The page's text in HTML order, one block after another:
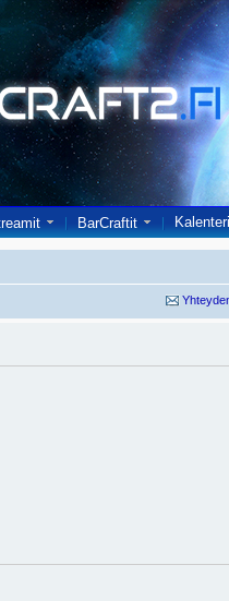
BarCraftit Kalenteri